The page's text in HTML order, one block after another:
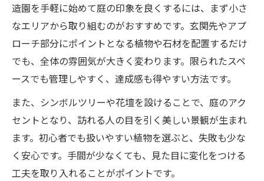
造園を手軽に始めて庭の印象を良くするには、まず小さ
なエリアから取り組むのがおすすめです。玄関先やアプ
ローチ部分にポイントとなる植物や石材を配置するだけ
でも、全体の雰囲気が大きく変わります。限られたスペ
ースでも管理しやすく、達成感も得やすい方法です。
また、シンボルツリーや花壇を設けることで、庭のアク
セントとなり、訪れる人の目を引く美しい景観が生まれ
ます。初心者でも扱いやすい植物を選ぶと、失敗も少な
く安心です。手間が少なくても、見た目に変化をつける
工夫を取り入れることがポイントです。